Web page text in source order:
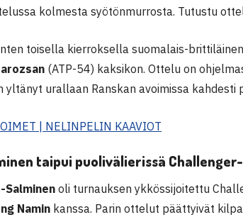
kolmesta syötönmurrosta. Tutustu
toisella kierroksella suomalais-
(ATP-54) kaksikon. Ottelu on
yltänyt urallaan Ranskan avoimissa
| NELINPELIN KAAVIOT
taipui puolivälierissä
Salminen oli turnauksen ykkössijoitettu
Namin kanssa. Parin ottelut päättyivät